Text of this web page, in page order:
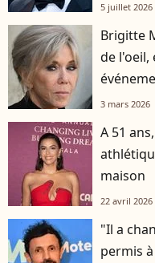
5 juillet 2026
Brigitte
de l'oeil,
3 mars 2026
A 51
maison
22 avril 2026
"Il a
permis